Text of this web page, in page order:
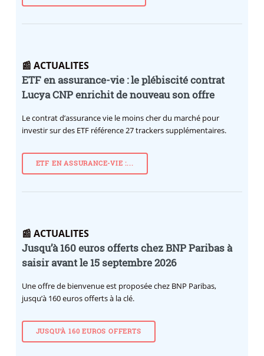
📰 ACTUALITES
ETF en assurance-vie : le plébiscité contrat
Lucya CNP enrichit de nouveau son offre
Le contrat d’assurance vie le moins cher du marché pour
investir sur des ETF référence 27 trackers supplémentaires.
ETF EN ASSURANCE-VIE :...
📰 ACTUALITES
Jusqu’à 160 euros offerts chez BNP Paribas à
saisir avant le 15 septembre 2026
Une offre de bienvenue est proposée chez BNP Paribas,
jusqu’à 160 euros offerts à la clé.
JUSQU’À 160 EUROS OFFERTS